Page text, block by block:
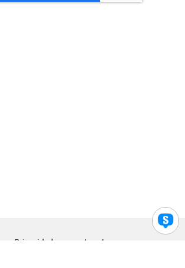
Privacidad Legal